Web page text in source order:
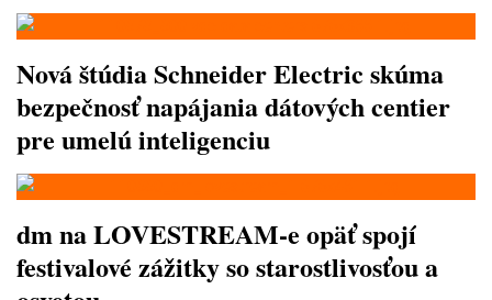
Nová štúdia Schneider Electric skúma
bezpečnosť napájania dátových centier
pre umelú inteligenciu
dm na LOVESTREAM-e opäť spojí
festivalové zážitky so starostlivosťou a